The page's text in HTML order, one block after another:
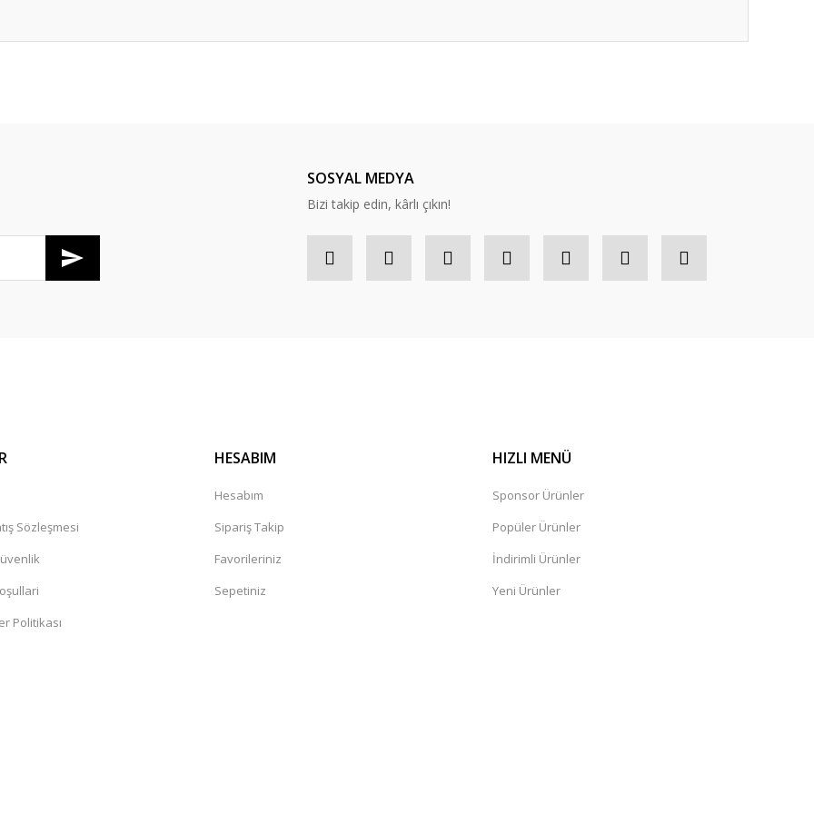
SOSYAL MEDYA
Bizi takip edin, kârlı çıkın!
Sözleşmesi
Politikası
HESABIM
Hesabım
Sipariş Takip
Favorileriniz
Sepetiniz
HIZLI MENÜ
Sponsor Ürünler
Popüler Ürünler
İndirimli Ürünler
Yeni Ürünler